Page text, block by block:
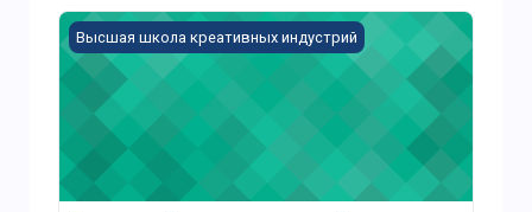
Изображение курса Внутренний и международный
Высшая школа креативных индустрий